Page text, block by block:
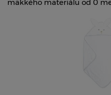
mäkkého materiálu od 0